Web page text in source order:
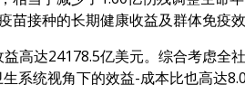
接种的长期健康收益及群体免疫效
高达24178.5亿美元。综合考虑全
系统视角下的效益-成本比也高达